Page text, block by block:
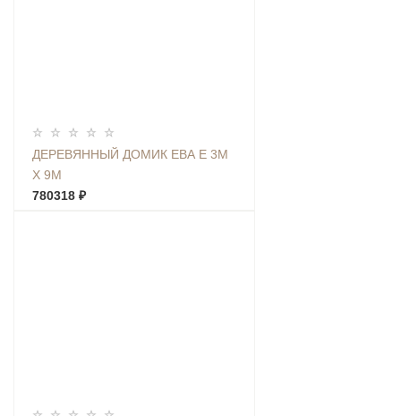
ДЕРЕВЯННЫЙ ДОМИК ЕВА Е 3М
Х 9М
780318 ₽